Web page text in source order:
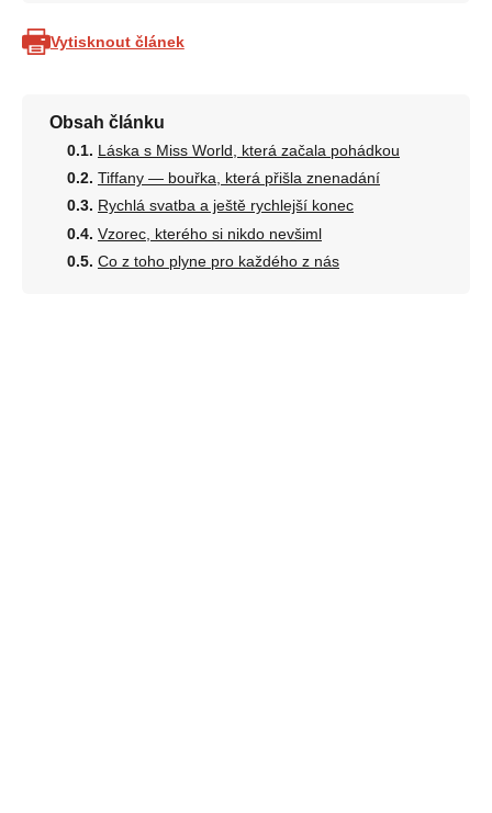
Vytisknout článek
Obsah článku
Láska s Miss World, která začala pohádkou
Tiffany — bouřka, která přišla znenadání
Rychlá svatba a ještě rychlejší konec
Vzorec, kterého si nikdo nevšiml
Co z toho plyne pro každého z nás